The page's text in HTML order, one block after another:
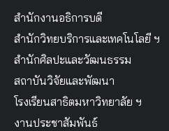
สำนักงานอธิการบดี
สำนักวิทยบริการและเทคโนโลยี ฯ
สำนักศิลปะและวัฒนธรรม
สถาบันวิจัยและพัฒนา
โรงเรียนสาธิตมหาวิทยาลัย ฯ
งานประชาสัมพันธ์